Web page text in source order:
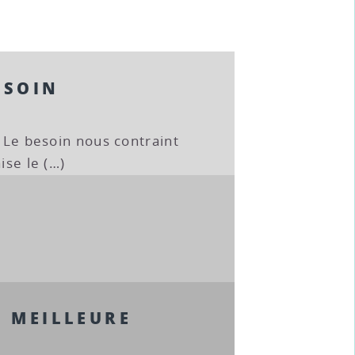
besoin nous contraint
le (…)